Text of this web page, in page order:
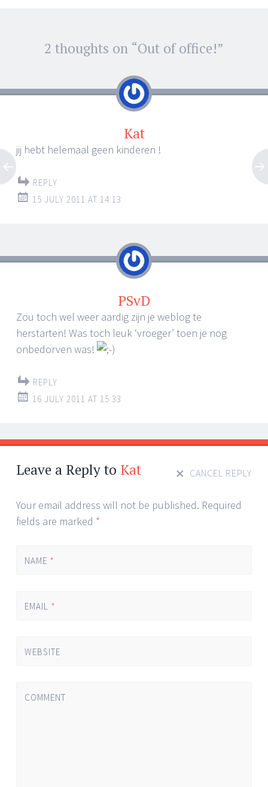
Post navigation
2 thoughts on “Out of office!”
Kat
jij hebt helemaal geen kinderen !
REPLY
15 JULY 2011 AT 14:13
PSvD
Zou toch wel weer aardig zijn je weblog te
herstarten! Was toch leuk ‘vroeger’ toen je nog
onbedorven was!
REPLY
16 JULY 2011 AT 15:33
Leave a Reply to Kat CANCEL REPLY
Your email address will not be published. Required
fields are marked *
NAME *
EMAIL *
WEBSITE
COMMENT